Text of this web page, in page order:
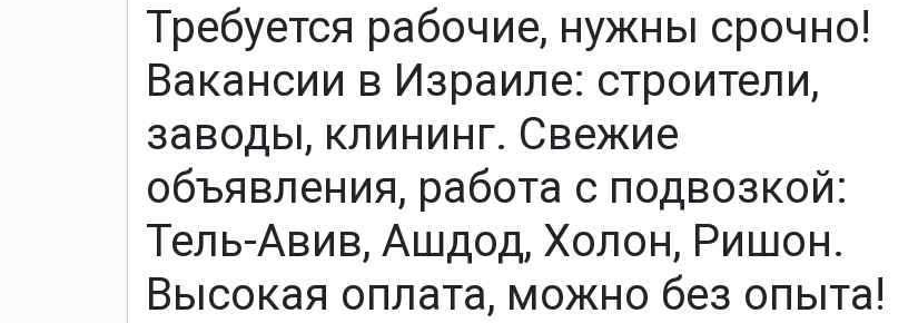
Требуется рабочие, нужны срочно!
Вакансии в Израиле: строители,
заводы, клининг. Свежие
объявления, работа с подвозкой:
Тель-Авив, Ашдод, Холон, Ришон.
Высокая оплата, можно без опыта!